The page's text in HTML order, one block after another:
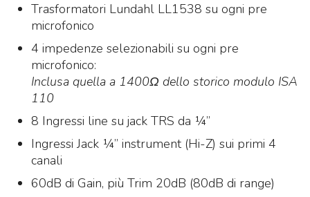
Trasformatori Lundahl LL1538 su ogni pre
microfonico
4 impedenze selezionabili su ogni pre
microfonico:
Inclusa quella a 1400Ω dello storico modulo ISA
110
8 Ingressi line su jack TRS da ¼”
Ingressi Jack ¼” instrument (Hi-Z) sui primi 4
canali
60dB di Gain, più Trim 20dB (80dB di range)